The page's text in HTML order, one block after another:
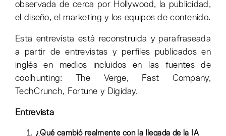
observada de cerca por Hollywood, la publicidad,
el diseño, el marketing y los equipos de contenido.
Esta entrevista está reconstruida y parafraseada
a partir de entrevistas y perfiles publicados en
inglés en medios incluidos en las fuentes de
coolhunting: The Verge, Fast Company,
TechCrunch, Fortune y Digiday.
Entrevista
¿Qué cambió realmente con la llegada de la IA